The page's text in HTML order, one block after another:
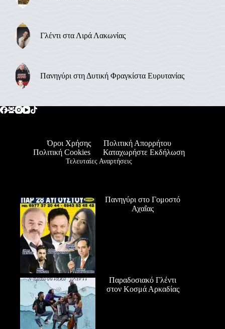
Γλέντι στα Λιρά Λακωνίας
Πανηγύρι στη Δυτική Φραγκίστα Ευρυτανίας
Όροι Χρήσης
Πολιτική Απορρήτου
Πολιτική Cookies
Καταχωρήστε Εκδήλωση
Τελευταίες Αναρτήσεις
Πανηγύρι στο Γομοστό
Αχαΐας
Παραδοσιακό Γλέντι
στον Κοσμά Αρκαδίας